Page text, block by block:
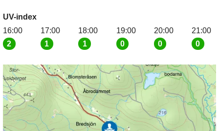
UV-index
16:00
2
17:00
1
18:00
1
19:00
0
20:00
0
21:00
0